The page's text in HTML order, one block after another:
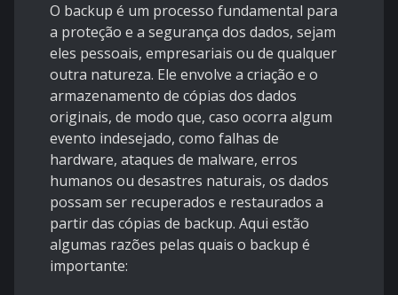
O backup é um processo fundamental para
a proteção e a segurança dos dados, sejam
eles pessoais, empresariais ou de qualquer
outra natureza. Ele envolve a criação e o
armazenamento de cópias dos dados
originais, de modo que, caso ocorra algum
evento indesejado, como falhas de
hardware, ataques de malware, erros
humanos ou desastres naturais, os dados
possam ser recuperados e restaurados a
partir das cópias de backup. Aqui estão
algumas razões pelas quais o backup é
importante: